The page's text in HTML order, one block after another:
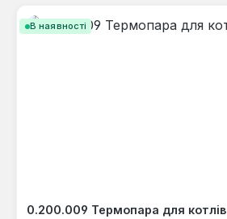
В наявності
0.200.009 Термопара для котлів